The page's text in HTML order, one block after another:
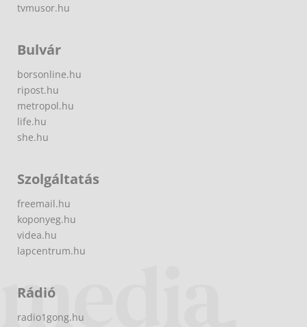
tvmusor.hu
Bulvár
borsonline.hu
ripost.hu
metropol.hu
life.hu
she.hu
Szolgáltatás
freemail.hu
koponyeg.hu
videa.hu
lapcentrum.hu
Rádió
radio1gong.hu